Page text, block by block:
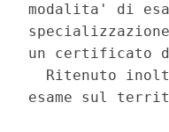
modalita' di
un certificato
Ritenuto
esame sul